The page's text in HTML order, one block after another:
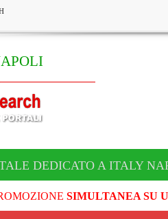
DEDICATO A ITALY
SIMULTANEA SU